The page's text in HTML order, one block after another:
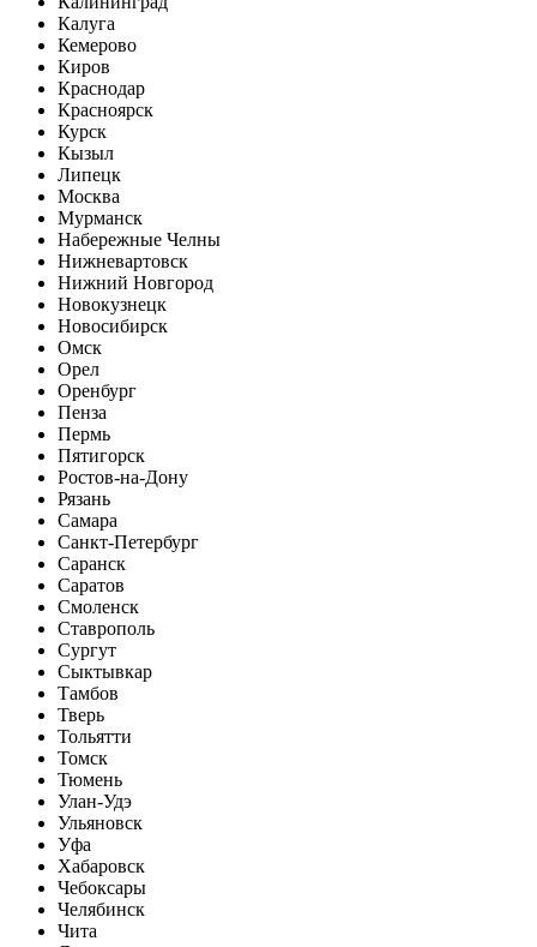
Калуга
Кемерово
Киров
Краснодар
Красноярск
Курск
Кызыл
Липецк
Москва
Мурманск
Набережные Челны
Нижневартовск
Нижний Новгород
Новокузнецк
Новосибирск
Омск
Орел
Оренбург
Пенза
Пермь
Пятигорск
Ростов-на-Дону
Рязань
Самара
Санкт-Петербург
Саранск
Саратов
Смоленск
Ставрополь
Сургут
Сыктывкар
Тамбов
Тверь
Тольятти
Томск
Тюмень
Улан-Удэ
Ульяновск
Уфа
Хабаровск
Чебоксары
Челябинск
Чита